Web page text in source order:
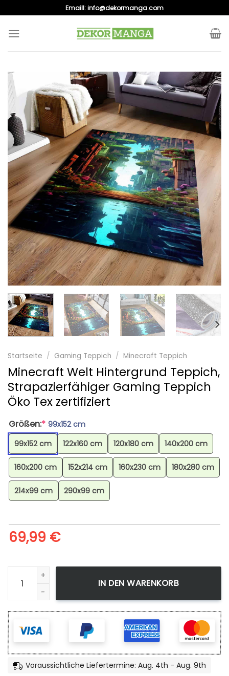
to
content
Emaill:info@dekormanga.com
Startseite / Gaming Teppich / Minecraft Teppich
Minecraft Welt Hintergrund Teppich,
Strapazierfähiger Gaming Teppich
Öko Tex zertifiziert
Größen:* 99x152 cm
99x152 cm
122x160 cm 120x180 cm 140x200 cm
160x200 cm 152x214 cm 160x230 cm 180x280 cm
214x99 cm 290x99 cm
69,99 €
Minecraft Welt Hintergrund Teppich, Strapazierfähiger
IN DEN WARENKORB
Voraussichtliche Liefertermine: Aug. 4th - Aug. 9th